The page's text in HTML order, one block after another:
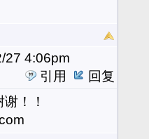
27 4:06pm
引用
回复
！！